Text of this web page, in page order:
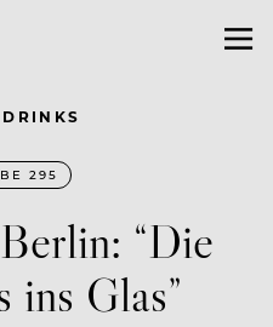
295
“Die
ins Glas”